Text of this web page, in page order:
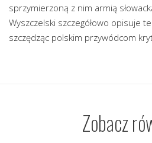
sprzymierzoną z nim armią
Wyszczelski szczegółowo opisuje
szczędząc polskim przywódcom
Zobacz